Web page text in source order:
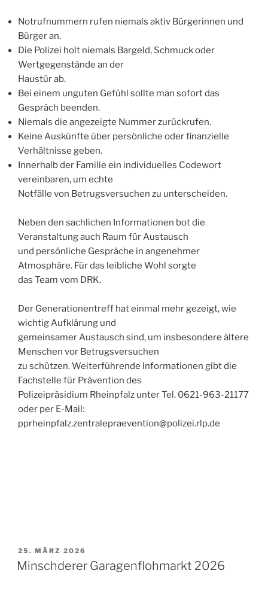
Notrufnummern rufen niemals aktiv Bürgerinnen und
Bürger an.
Die Polizei holt niemals Bargeld, Schmuck oder
Wertgegenstände an der
Haustür ab.
Bei einem unguten Gefühl sollte man sofort das
Gespräch beenden.
Niemals die angezeigte Nummer zurückrufen.
Keine Auskünfte über persönliche oder finanzielle
Verhältnisse geben.
Innerhalb der Familie ein individuelles Codewort
vereinbaren, um echte
Notfälle von Betrugsversuchen zu unterscheiden.
Neben den sachlichen Informationen bot die
Veranstaltung auch Raum für Austausch
und persönliche Gespräche in angenehmer
Atmosphäre. Für das leibliche Wohl sorgte
das Team vom DRK.
Der Generationentreff hat einmal mehr gezeigt, wie
wichtig Aufklärung und
gemeinsamer Austausch sind, um insbesondere ältere
Menschen vor Betrugsversuchen
zu schützen. Weiterführende Informationen gibt die
Fachstelle für Prävention des
Polizeipräsidium Rheinpfalz unter Tel. 0621-963-21177
oder per E-Mail:
pprheinpfalz.zentralepraevention@polizei.rlp.de
VERÖFFENTLICHT
AM
25. MÄRZ 2026
Minschderer Garagenflohmarkt 2026